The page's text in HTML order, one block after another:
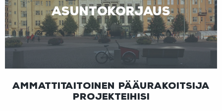
Asuntokorjaus
Ammattitaitoinen pääurakoitsija
projekteihisi